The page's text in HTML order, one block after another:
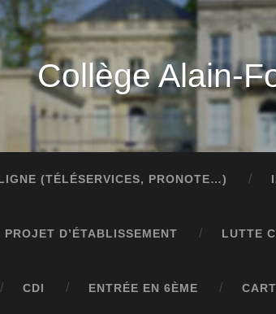
Collège Alain-
(TÉLÉSERVICES, PRONOTE…)
PROJET D’ÉTABLISSEMENT LUTTE
CDI ENTRÉE EN 6ÈME